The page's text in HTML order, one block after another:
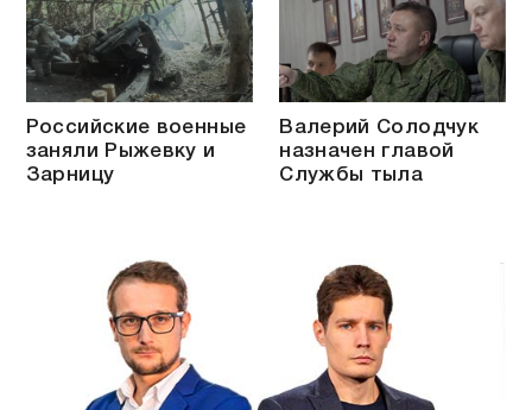
Российские военные
заняли Рыжевку и
Зарницу
Валерий Солодчук
назначен главой
Службы тыла